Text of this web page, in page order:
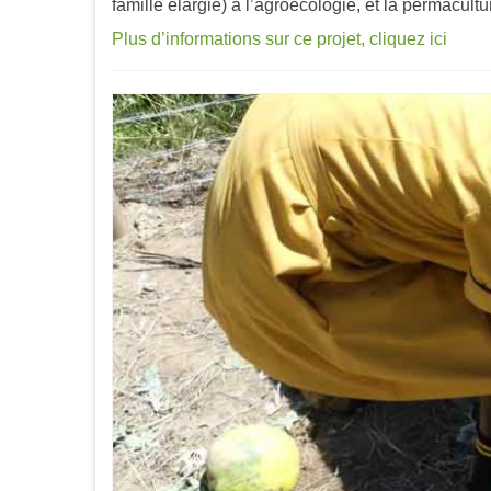
famille élargie) à l’agroécologie, et la
Plus d’informations sur ce projet, cliquez ici